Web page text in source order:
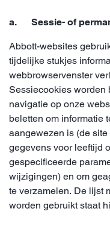
a. Sessie- of
Abbott-websites
tijdelijke stukjes
webbrowservenster
Sessiecookies worden
navigatie op onze
beletten om informatie
aangewezen is (de site
gegevens voor leeftijd
gespecificeerde
wijzigingen) en om
te verzamelen. De lijst
worden gebruikt staat